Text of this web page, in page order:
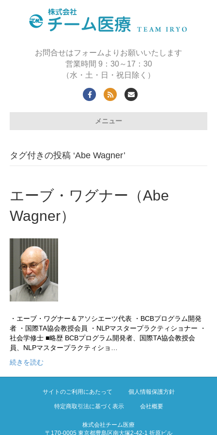
お問合せはフォームよりお願いいたします
営業時間 9：30～17：30
（水・土・日・祝日除く）
Facebook
Rss Email
メニュー
タグ付きの投稿 ‘Abe Wagner’
エーブ・ワグナー（Abe
Wagner）
・エーブ・ワグナー＆アソシエーツ代表 ・BCBプログラム開発
者 ・国際TA協会教授会員 ・NLPマスタープラクティショナー ・
社会学修士 ■略歴 BCBプログラム開発者、国際TA協会教授会
員、NLPマスタープラクティショ…
続きを読む
サイトのご利用にあたって 個人情報保護方針
特定商取引法に基づく表示 会社概要
株式会社チーム医療
〒170-0005 東京都豊島区南大塚2-42-1 折原ビル